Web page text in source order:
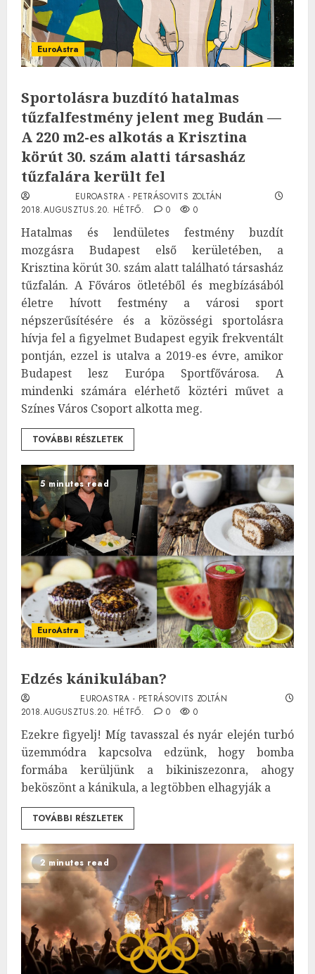
EuroAstra
Sportolásra buzdító hatalmas
tűzfalfestmény jelent meg Budán —
A 220 m2-es alkotás a Krisztina
körút 30. szám alatti társasház
tűzfalára került fel
EUROASTRA - PETRÁSOVITS ZOLTÁN
2018.AUGUSZTUS.20. HÉTFŐ.
0 0
Hatalmas és lendületes festmény buzdít
mozgásra Budapest első kerületében, a
Krisztina körút 30. szám alatt található társasház
tűzfalán. A Főváros ötletéből és megbízásából
életre hívott festmény a városi sport
népszerűsítésére és a közösségi sportolásra
hívja fel a figyelmet Budapest egyik frekventált
pontján, ezzel is utalva a 2019-es évre, amikor
Budapest lesz Európa Sportfővárosa. A
mindenki számára elérhető köztéri művet a
Színes Város Csoport alkotta meg.
TOVÁBBI RÉSZLETEK
5 minutes read
EuroAstra
Edzés kánikulában?
EUROASTRA - PETRÁSOVITS ZOLTÁN
2018.AUGUSZTUS.20. HÉTFŐ.
0 0
Ezekre figyelj! Míg tavasszal és nyár elején turbó
üzemmódra kapcsolva edzünk, hogy bomba
formába kerüljünk a bikiniszezonra, ahogy
beköszönt a kánikula, a legtöbben elhagyják a
TOVÁBBI RÉSZLETEK
2 minutes read